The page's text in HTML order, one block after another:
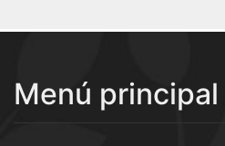
Menú principal